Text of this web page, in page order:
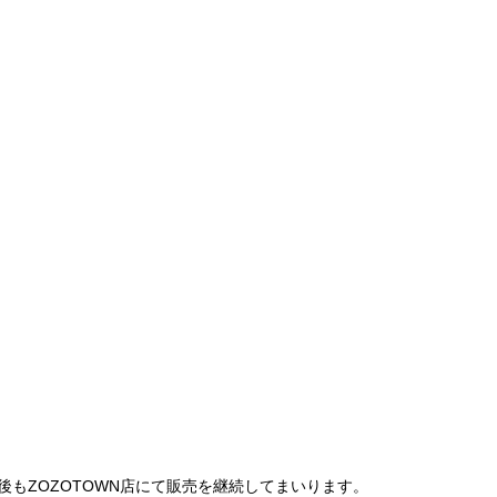
ZOZOTOWN店にて販売を継続してまいります。